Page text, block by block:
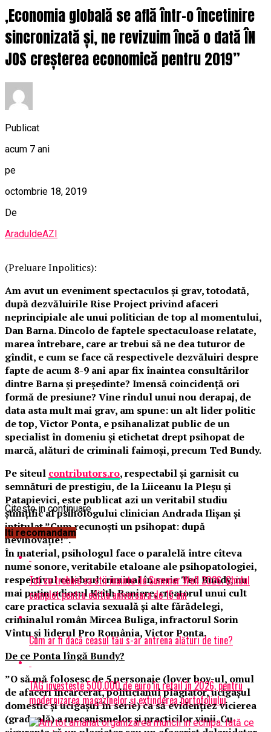
,Economia globală se află într-o încetinire
sincronizată și, ne revizuim încă o dată ÎN
JOS creșterea economică pentru 2019”
Publicat
acum 7 ani
pe
octombrie 18, 2019
De
AraduldeAZI
(Preluare Inpolitics):
Am avut un eveniment spectaculos și grav, totodată,
după dezvăluirile Rise Project privind afaceri
neprincipiale ale unui politician de top al momentului,
Dan Barna. Dincolo de faptele spectaculoase relatate,
marea întrebare, care ar trebui să ne dea tuturor de
gîndit, e cum se face că respectivele dezvăluiri despre
fapte de acum 8-9 ani apar fix înaintea consultărilor
dintre Barna și președinte? Imensă coincidență ori
formă de presiune? Vine rîndul unui nou derapaj, de
data asta mult mai grav, am spune: un alt lider politic
de top, Victor Ponta, e psihanalizat public de un
specialist în domeniu și etichetat drept psihopat de
marcă, alături de criminali faimoși, precum Ted Bundy.
Pe siteul contributors.ro, respectabil și garnisit cu
semnături de prestigiu, de la Liiceanu la Pleșu și
Patapievici, este publicat azi un veritabil studiu
științific al psihologului clinician Andrada Ilișan și
intitulat ”Cum recunoști un psihopat: după
nevinovăție!”.
În material, psihologul face o paralelă între cîteva
nume sonore, veritabile etaloane ale psihopatologiei,
respectivul celebrul criminal în serie Ted Bundy, nu
mai puțin odiosul Keith Raniere, creatorul unui cult
care practica sclavia sexuală și alte fărădelegi,
criminalul român Mircea Buliga, infractorul Sorin
Vîntu și liderul Pro România, Victor Ponta.
De ce Ponta lîngă Bundy?
”O să mă folosesc de 5 personaje (lover boy-ul, omul
de afaceri încarcerat, politicianul plagiator, ucigașul
domestic și ucigașul în serie) ca să evidențiez vicierea
(graduală) a mecanismelor și practicilor vinii. Cu
Citeste in continuare
Iti recomandam
Tot ce trebuie sa stii inainte de Summer Well 2026. Ghidul
complet pentru editia aniversara de 15 ani
Cum ar fi dacă ceasul tău s-ar antrena alături de tine?
TAG investește 500.000 de euro în retail în 2026, pentru
modernizarea magazinelor și extinderea portofoliului